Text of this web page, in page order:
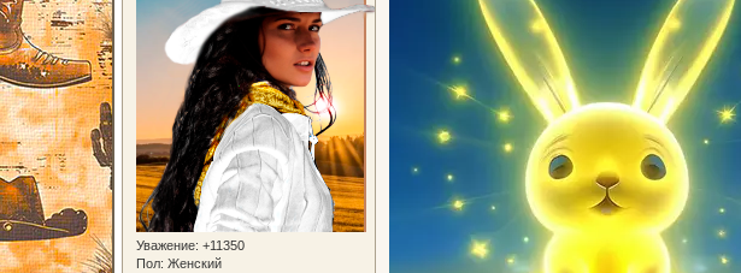
Уважение: +11350
Пол: Женский